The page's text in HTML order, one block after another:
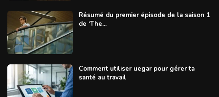
Résumé du premier épisode de la saison 1
de ‘The...
Comment utiliser uegar pour gérer ta
santé au travail